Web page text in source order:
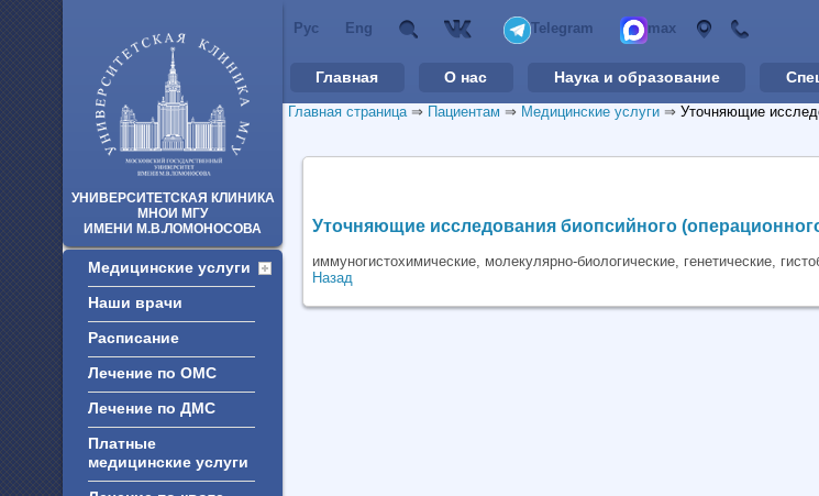
УНИВЕРСИТЕТСКАЯ КЛИНИКА
МНОИ МГУ
ИМЕНИ М.В.ЛОМОНОСОВА
Медицинские услуги
Наши врачи
Расписание
Лечение по ОМС
Лечение по ДМС
Платные
медицинские услуги
Рус Eng Telegram max
Главная О нас Наука и образование
Главная страница⇒ Пациентам ⇒ Медицинские услуги ⇒ Уточняющие
Уточняющие исследования биопсийного
иммуногистохимические, молекулярно-биологические, генетические,
Назад